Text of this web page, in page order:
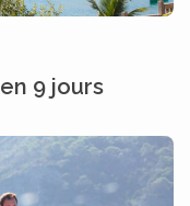
9 jours